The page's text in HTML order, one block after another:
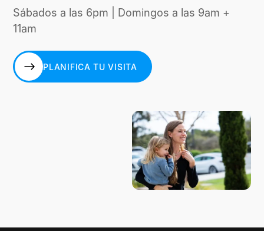
Sábados a las 6pm | Domingos a las 9am +
11am
PLANIFICA TU VISITA